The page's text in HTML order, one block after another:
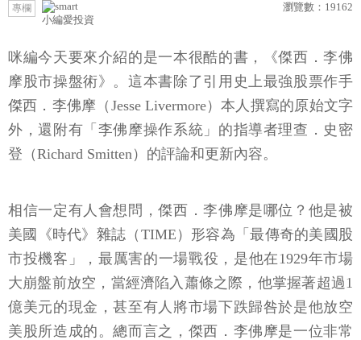
專欄
小編愛投資
瀏覽數： 19162
咪編今天要來介紹的是一本很酷的書，《傑西．李佛
摩股市操盤術》。這本書除了引用史上最強股票作手
傑西．李佛摩（Jesse Livermore）本人撰寫的原始文字
外，還附有「李佛摩操作系統」的指導者理查．史密
登（Richard Smitten）的評論和更新內容。
相信一定有人會想問，傑西．李佛摩是哪位？他是被
美國《時代》雜誌（TIME）形容為「最傳奇的美國股
市投機客」，最厲害的一場戰役，是他在1929年市場
大崩盤前放空，當經濟陷入蕭條之際，他掌握著超過1
億美元的現金，甚至有人將市場下跌歸咎於是他放空
美股所造成的。總而言之，傑西．李佛摩是一位非常